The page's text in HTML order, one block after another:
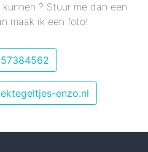
? Stuur me dan een
maak ik een foto!
enzo.nl